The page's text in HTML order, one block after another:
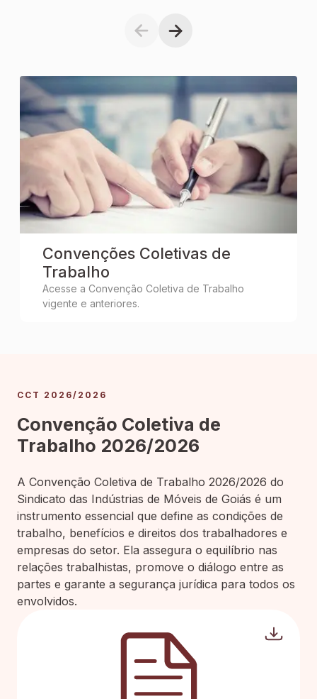
Convenções Coletivas de
Trabalho
Acesse a Convenção Coletiva de Trabalho
vigente e anteriores.
CCT 2026/2026
Convenção Coletiva de
Trabalho 2026/2026
A Convenção Coletiva de Trabalho 2026/2026 do
Sindicato das Indústrias de Móveis de Goiás é um
instrumento essencial que define as condições de
trabalho, benefícios e direitos dos trabalhadores e
empresas do setor. Ela assegura o equilíbrio nas
relações trabalhistas, promove o diálogo entre as
partes e garante a segurança jurídica para todos os
envolvidos.